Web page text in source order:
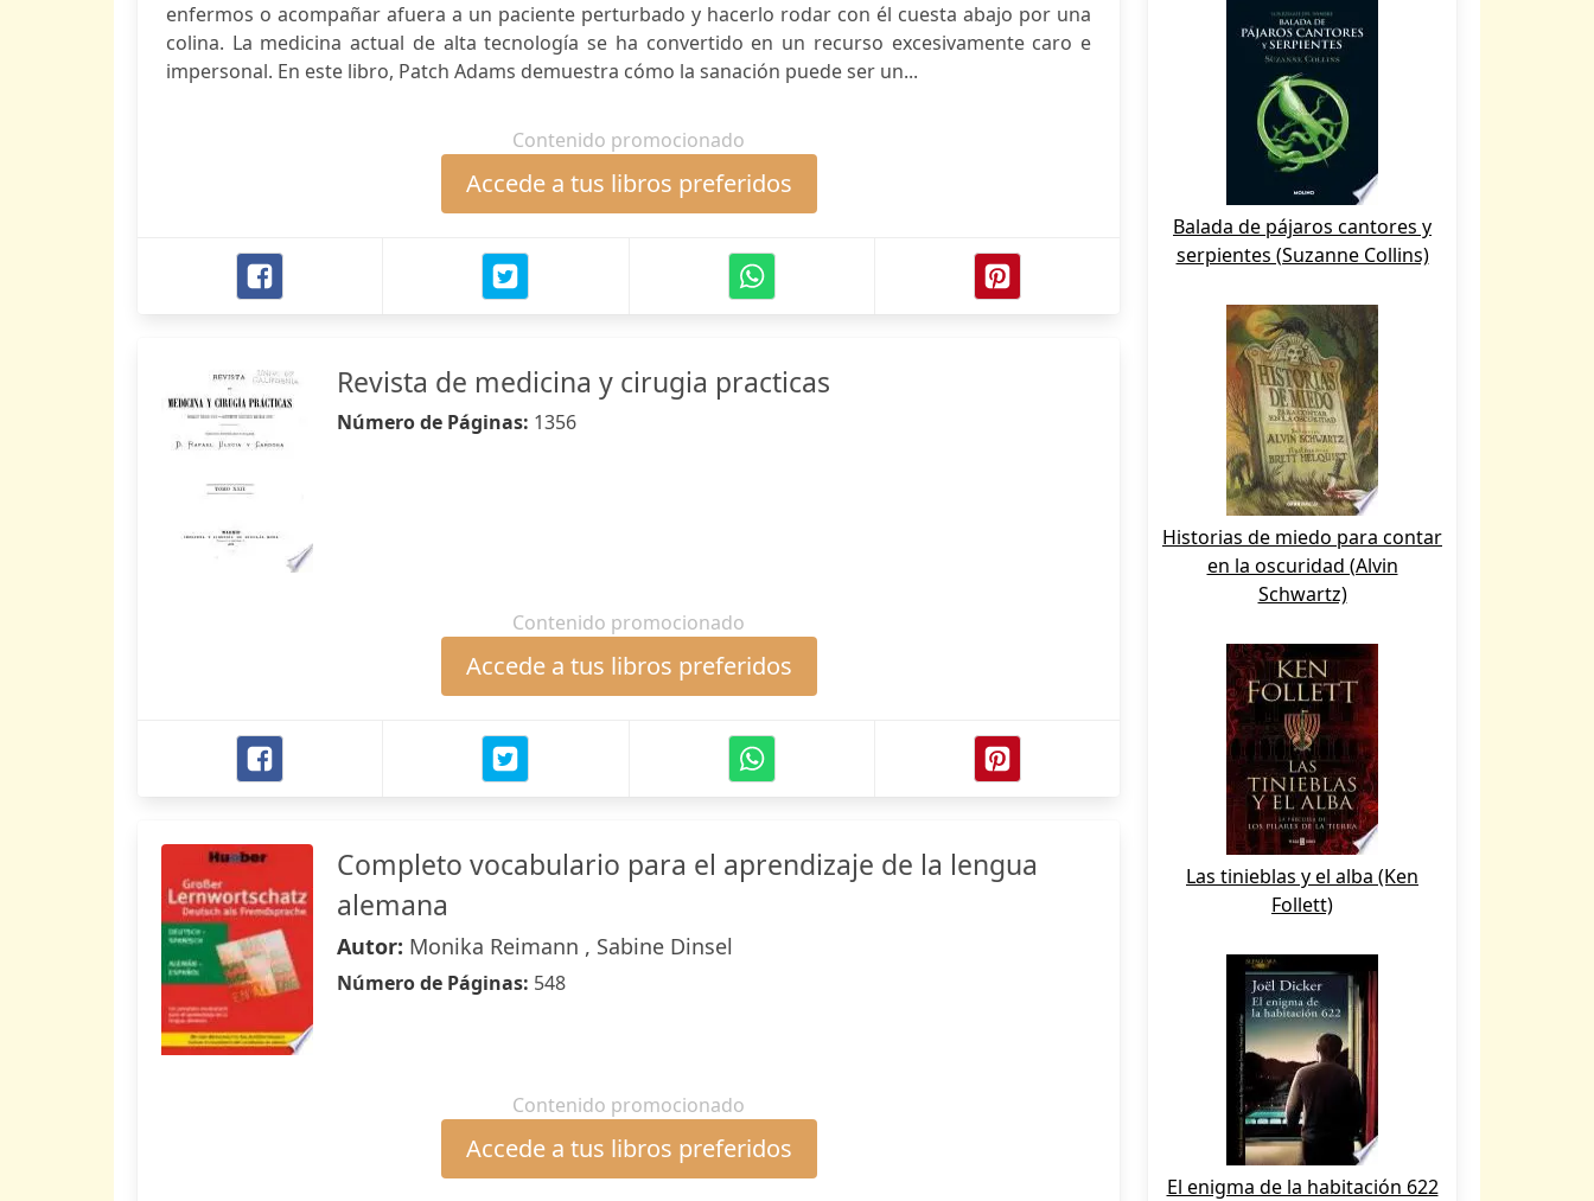
enfermos o acompañar afuera a un paciente perturbado y hacerlo rodar con él cuesta abajo por una
colina. La medicina actual de alta tecnología se ha convertido en un recurso excesivamente caro e
impersonal. En este libro, Patch Adams demuestra cómo la sanación puede ser un...
Contenido promocionado
Accede a tus libros preferidos
Revista de medicina y cirugia practicas
Número de Páginas: 1356
Contenido promocionado
Accede a tus libros preferidos
Completo vocabulario para el aprendizaje de la lengua
alemana
Autor: Monika Reimann , Sabine Dinsel
Número de Páginas: 548
Contenido promocionado
Accede a tus libros preferidos
Balada de pájaros cantores y
serpientes (Suzanne Collins)
Historias de miedo para contar
en la oscuridad (Alvin
Schwartz)
Las tinieblas y el alba (Ken
Follett)
El enigma de la habitación 622